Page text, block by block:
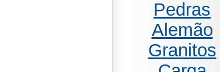
Pedras
Alemão
Granitos